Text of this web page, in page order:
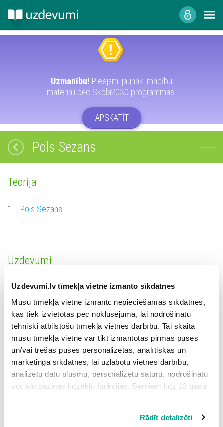
Uzdevumi.lv tīmekļa vietne izmanto sīkdatnes
Mūsu tīmekļa vietne izmanto nepieciešamās sīkdatnes,
kas tiek izvietotas pēc noklusējuma, lai nodrošinātu
tehniski atbilstošu tīmekļa vietnes darbību. Tai skaitā
mūsu tīmekļa vietnē var tikt izmantotas pirmās puses
un/vai trešās puses personalizētās, analītiskās un
mārketinga sīkdatnes, lai uzlabotu vietnes darbību,
analizētu datu plūsmu, personalizētu saturu, nodrošinātu
sociālo saziņas līdzekļu funkcijas. Bērniem līdz 13 gadu
vecumam pirms izvēles veikšanas ir jāprasa vecāka vai
Spiežot uz pogas “Apstiprināt visas”, Jūs piekrītat visām
Rādīt detalizēti
Uzmanību! Pieejami jaunāki mācību
materiāli pēc Skola2030 programmas.
APSKATĪT
Pols Sezans
Teorija
1. Pols Sezans
Uzdevumi
1. Pols Sezans (ar ievilkšanu)
Grūtības pakāpe: vidēja
2. Pola Sezana klusā daba
Grūtības pakāpe: vidēja
3. Pola Sezana ainava (ar ievilkšanu)
Grūtības pakāpe: vidēja
4. Pola Sezana portreti